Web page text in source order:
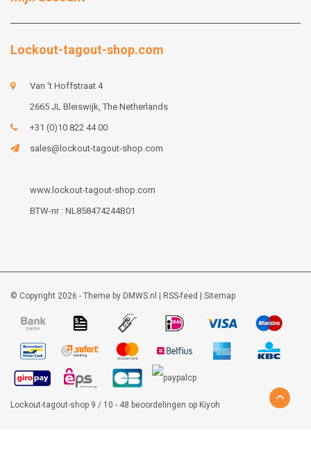
Lockout-tagout-shop.com
Van 't Hoffstraat 4
2665 JL Bleiswijk, The Netherlands
+31 (0)10 822 44 00
sales@lockout-tagout-shop.com
www.lockout-tagout-shop.com
BTW-nr : NL858474244B01
© Copyright 2026 - Theme by DMWS.nl RSS-feed Sitemap
Lockout-tagout-shop 9 / 10 - 48 beoordelingen op Kiyoh